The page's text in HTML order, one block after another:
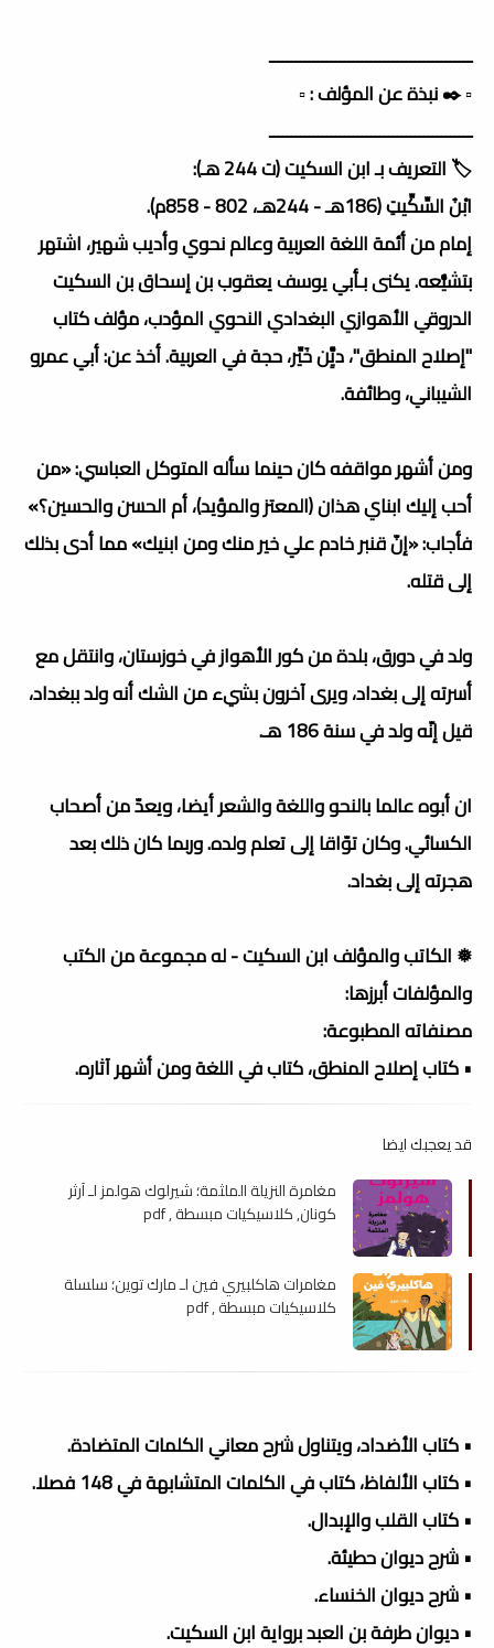
ــــــــــــــــــــــــــــــــــــــــــــــ
▫️ ✒️ نبذة عن المؤلف : ▫️
ــــــــــــــــــــــــــــــــــــــــــــــ
🏷️ التعريف بـ ابن السكيت (ت 244 هـ):
ابْنُ السِّكِّيتِ (186هـ - 244هـ، 802 - 858م).
إمام من أئمة اللغة العربية وعالم نحوي وأديب شهير، اشتهر
بتشيُّعه. يكنى بـأبي يوسف يعقوب بن إسحاق بن السكيت
الدروقي الأهوازي البغدادي النحوي المؤدب، مؤلف كتاب
"إصلاح المنطق"، ديَِّن خَيِّر، حجة في العربية. أخذ عن: أبي عمرو
الشيباني، وطائفة.
ومن أشهر مواقفه كان حينما سأله المتوكل العباسي: «من
أحب إليك ابناي هذان (المعتز والمؤيد)، أم الحسن والحسين؟»
فأجاب: «إنّ قنبر خادم علي خير منك ومن ابنيك» مما أدى بذلك
إلى قتله.
ولد في دورق، بلدة من كور الأهواز في خوزستان، وانتقل مع
أسرته إلى بغداد، ويرى آخرون بشيء من الشك أنه ولد ببغداد،
قيل إنّه ولد في سنة 186 هـ.
ان أبوه عالما بالنحو واللغة والشعر أيضا، ويعدّ من أصحاب
الكسائي. وكان توّاقا إلى تعلم ولده. وربما كان ذلك بعد
هجرته إلى بغداد.
❅ الكاتب والمؤلف ابن السكيت - له مجموعة من الكتب
والمؤلفات أبرزها:
مصنفاته المطبوعة:
• كتاب إصلاح المنطق، كتاب في اللغة ومن أشهر آثاره.
قد يعجبك ايضا
مغامرة النزيلة الملثمة؛ شيرلوك هولمز لـ آرثر
كونان, كلاسيكيات مبسطة , pdf
مغامرات هاكلبيري فين لـ مارك توين؛ سلسلة
كلاسيكيات مبسطة , pdf
• كتاب الأضداد، ويتناول شرح معاني الكلمات المتضادة.
• كتاب الألفاظ، كتاب في الكلمات المتشابهة في 148 فصلا.
• كتاب القلب والإبدال.
• شرح ديوان حطيئة.
• شرح ديوان الخنساء.
• ديوان طرفة بن العبد برواية ابن السكيت.